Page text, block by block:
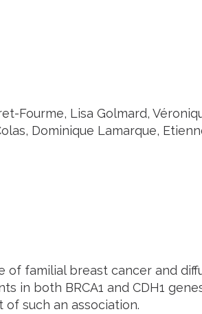
Fourme, Lisa Golmard,
Dominique Lamarque,
of familial breast cancer and
in both BRCA1 and CDH1
such an association.